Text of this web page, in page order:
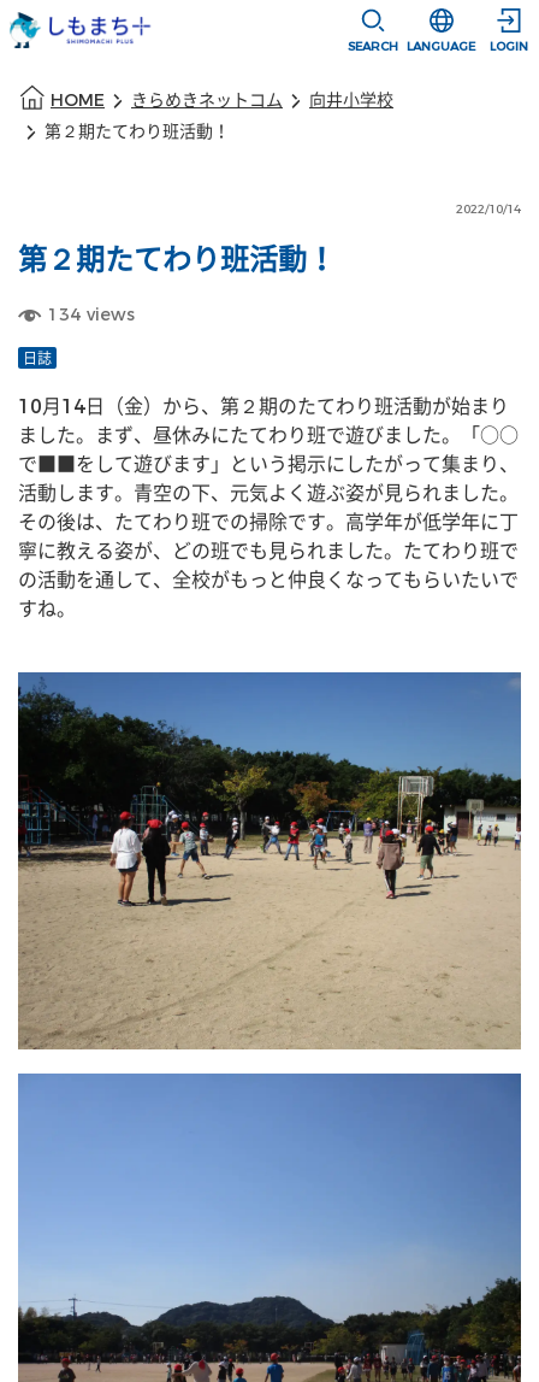
SEARCH
選択すると言
LANGUAGE LOGIN
HOME きらめきネットコム
向井小学校
第２期たてわり班活動！
2022/10/14
第２期たてわり班活動！
134 views
日誌
10月14日（金）から、第２期のたてわり班活動が始まり
ました。まず、昼休みにたてわり班で遊びました。「○○
で■■をして遊びます」という掲示にしたがって集まり、
活動します。青空の下、元気よく遊ぶ姿が見られました。
その後は、たてわり班での掃除です。高学年が低学年に丁
寧に教える姿が、どの班でも見られました。たてわり班で
の活動を通して、全校がもっと仲良くなってもらいたいで
すね。